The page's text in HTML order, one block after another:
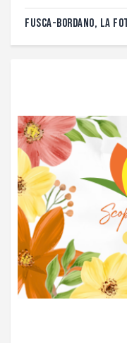
FUSCA-BORDANO, LA